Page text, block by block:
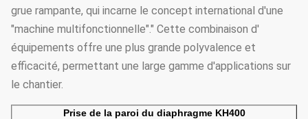
grue rampante, qui incarne le concept international d'une
"machine multifonctionnelle"." Cette combinaison d'
équipements offre une plus grande polyvalence et
efficacité, permettant une large gamme d'applications sur
le chantier.
Prise de la paroi du diaphragme KH400